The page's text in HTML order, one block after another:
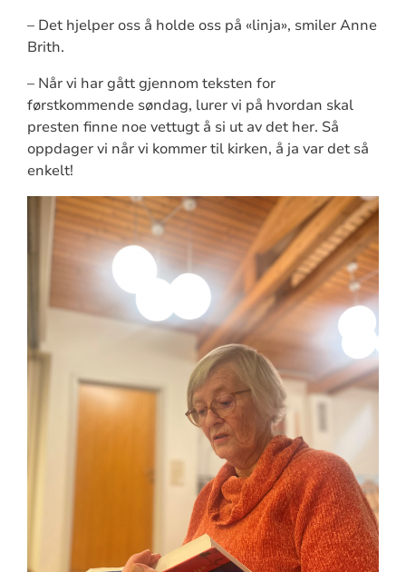
– Det hjelper oss å holde oss på «linja», smiler Anne
Brith.
– Når vi har gått gjennom teksten for
førstkommende søndag, lurer vi på hvordan skal
presten finne noe vettugt å si ut av det her. Så
oppdager vi når vi kommer til kirken, å ja var det så
enkelt!